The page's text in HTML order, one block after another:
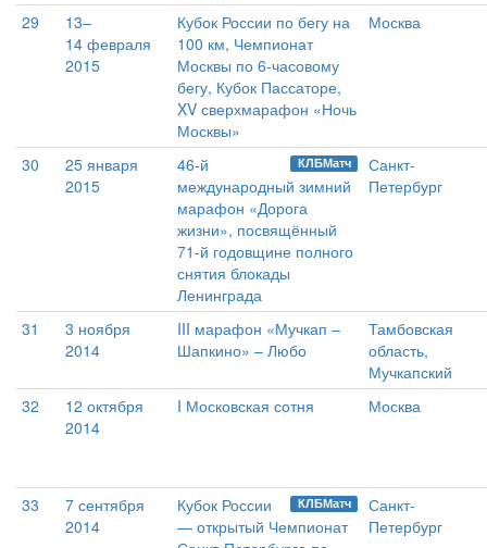
29
13–
14 февраля
2015
Кубок России по бегу на
100 км, Чемпионат
Москвы по 6-часовому
бегу, Кубок Пассаторе,
XV сверхмарафон «Ночь
Москвы»
Москва
30
25 января
2015
КЛБМатч
46-й
международный зимний
марафон «Дорога
жизни», посвящённый
71-й годовщине полного
снятия блокады
Ленинграда
Санкт-
Петербург
31
3 ноября
2014
III марафон «Мучкап –
Шапкино» – Любо
Тамбовская
область,
Мучкапский
32
12 октября
2014
I Московская сотня Москва
33
7 сентября
2014
КЛБМатч
Кубок России
— открытый Чемпионат
Санкт-
Петербург